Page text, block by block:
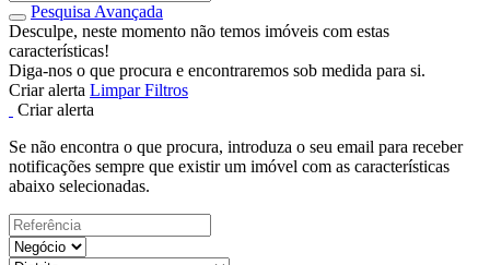
Pesquisa Avançada
Desculpe, neste momento não temos imóveis com estas
características!
Diga-nos o que procura e encontraremos sob medida para si.
Criar alerta Limpar Filtros
Criar alerta
Se não encontra o que procura, introduza o seu email para receber
notificações sempre que existir um imóvel com as características
abaixo selecionadas.